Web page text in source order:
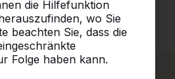
die Hilfefunktion
wo Sie
beachten Sie, dass die
Folge haben kann.